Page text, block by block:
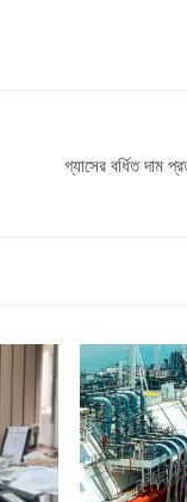
গ্যাসের বর্ধিত দাম